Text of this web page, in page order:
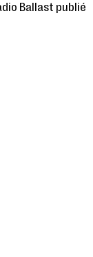
Ballast publié